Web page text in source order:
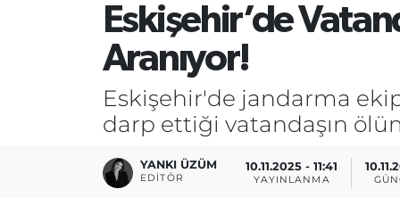
Eskişehir’de
Aranıyor!
Eskişehir'de jandarma
darp ettiği vatandaşın
YANKI ÜZÜM
EDITÖR
10.11.2025 - 11:41
YAYINLANMA